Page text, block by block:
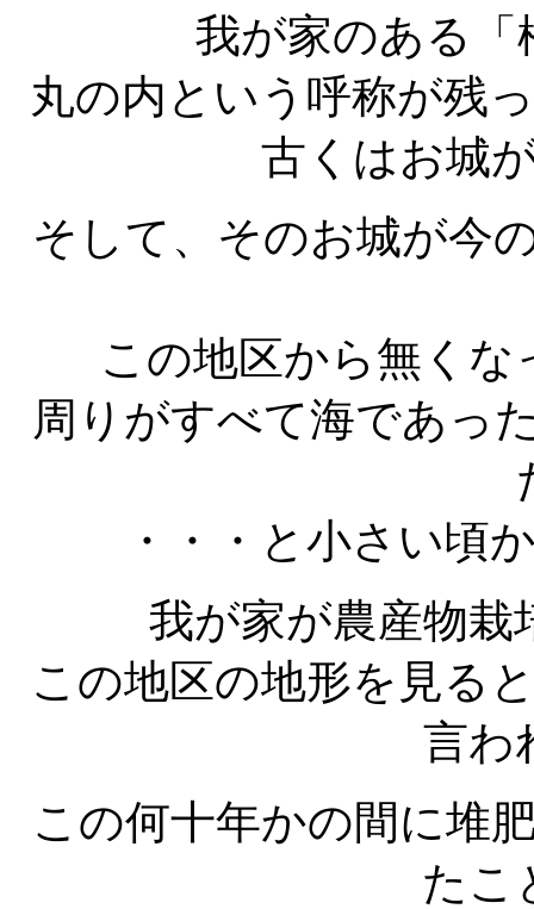
我が家のある「
丸の内という呼称が残
古くはお城
そして、そのお城が今
この地区から無く
周りがすべて海であっ
・・・と小さい頃
我が家が農産物栽
この地区の地形を見る
言わ
この何十年かの間に堆
たこ